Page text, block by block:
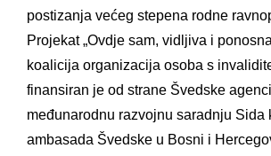
postizanja većeg stepena rodne
Projekat „Ovdje sam, vidljiva i
koalicija organizacija osoba s
finansiran je od strane Švedske
međunarodnu razvojnu saradnju Sida
ambasada Švedske u Bosni i